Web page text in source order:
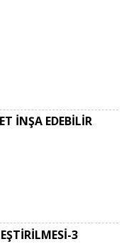
İNŞA EDEBİLİR
3